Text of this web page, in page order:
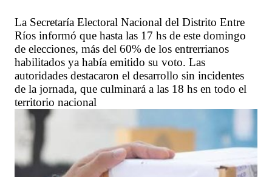
La Secretaría Electoral Nacional del Distrito Entre
Ríos informó que hasta las 17 hs de este domingo
de elecciones, más del 60% de los entrerrianos
habilitados ya había emitido su voto. Las
autoridades destacaron el desarrollo sin incidentes
de la jornada, que culminará a las 18 hs en todo el
territorio nacional